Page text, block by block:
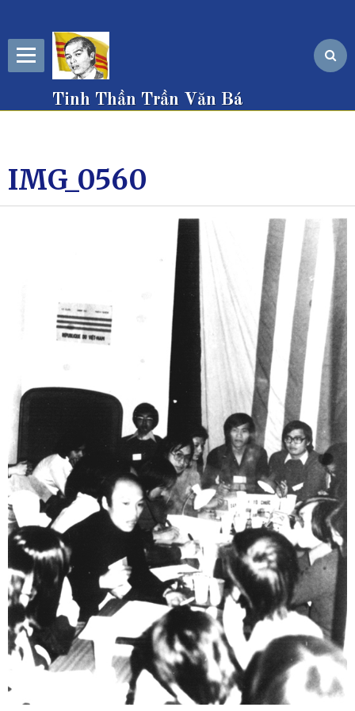
Tinh Thần Trần Văn Bá
IMG_0560